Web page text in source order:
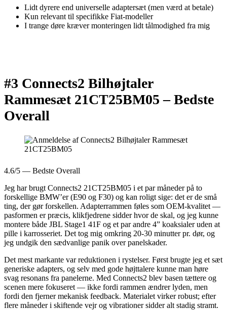
Lidt dyrere end universelle adaptersæt (men værd at betale)
Kun relevant til specifikke Fiat-modeller
I trange døre kræver monteringen lidt tålmodighed fra mig
#3 Connects2 Bilhøjtaler
Rammesæt 21CT25BM05 –Bedste
Overall
4.6/5 — Bedste Overall
Jeg har brugt Connects2 21CT25BM05 i et par måneder på to
forskellige BMW’er (E90 og F30) og kan roligt sige: det er de små
ting, der gør forskellen. Adapterrammen føles som OEM-kvalitet —
pasformen er præcis, klikfjedrene sidder hvor de skal, og jeg kunne
montere både JBL Stage1 41F og et par andre 4” koaksialer uden at
pille i karrosseriet. Det tog mig omkring 20-30 minutter pr. dør, og
jeg undgik den sædvanlige panik over panelskader.
Det mest markante var reduktionen i rystelser. Først brugte jeg et sæt
generiske adapters, og selv med gode højttalere kunne man høre
svag resonans fra panelerne. Med Connects2 blev basen tættere og
scenen mere fokuseret — ikke fordi rammen ændrer lyden, men
fordi den fjerner mekanisk feedback. Materialet virker robust; efter
flere måneder i skiftende vejr og vibrationer sidder alt stadig stramt.